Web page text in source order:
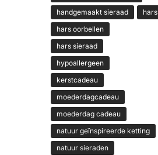
handgemaakt sieraad
hars
hars oorbellen
hars sieraad
hypoallergeen
kerstcadeau
moederdagcadeau
moederdag cadeau
natuur geïnspireerde ketting
natuur sieraden